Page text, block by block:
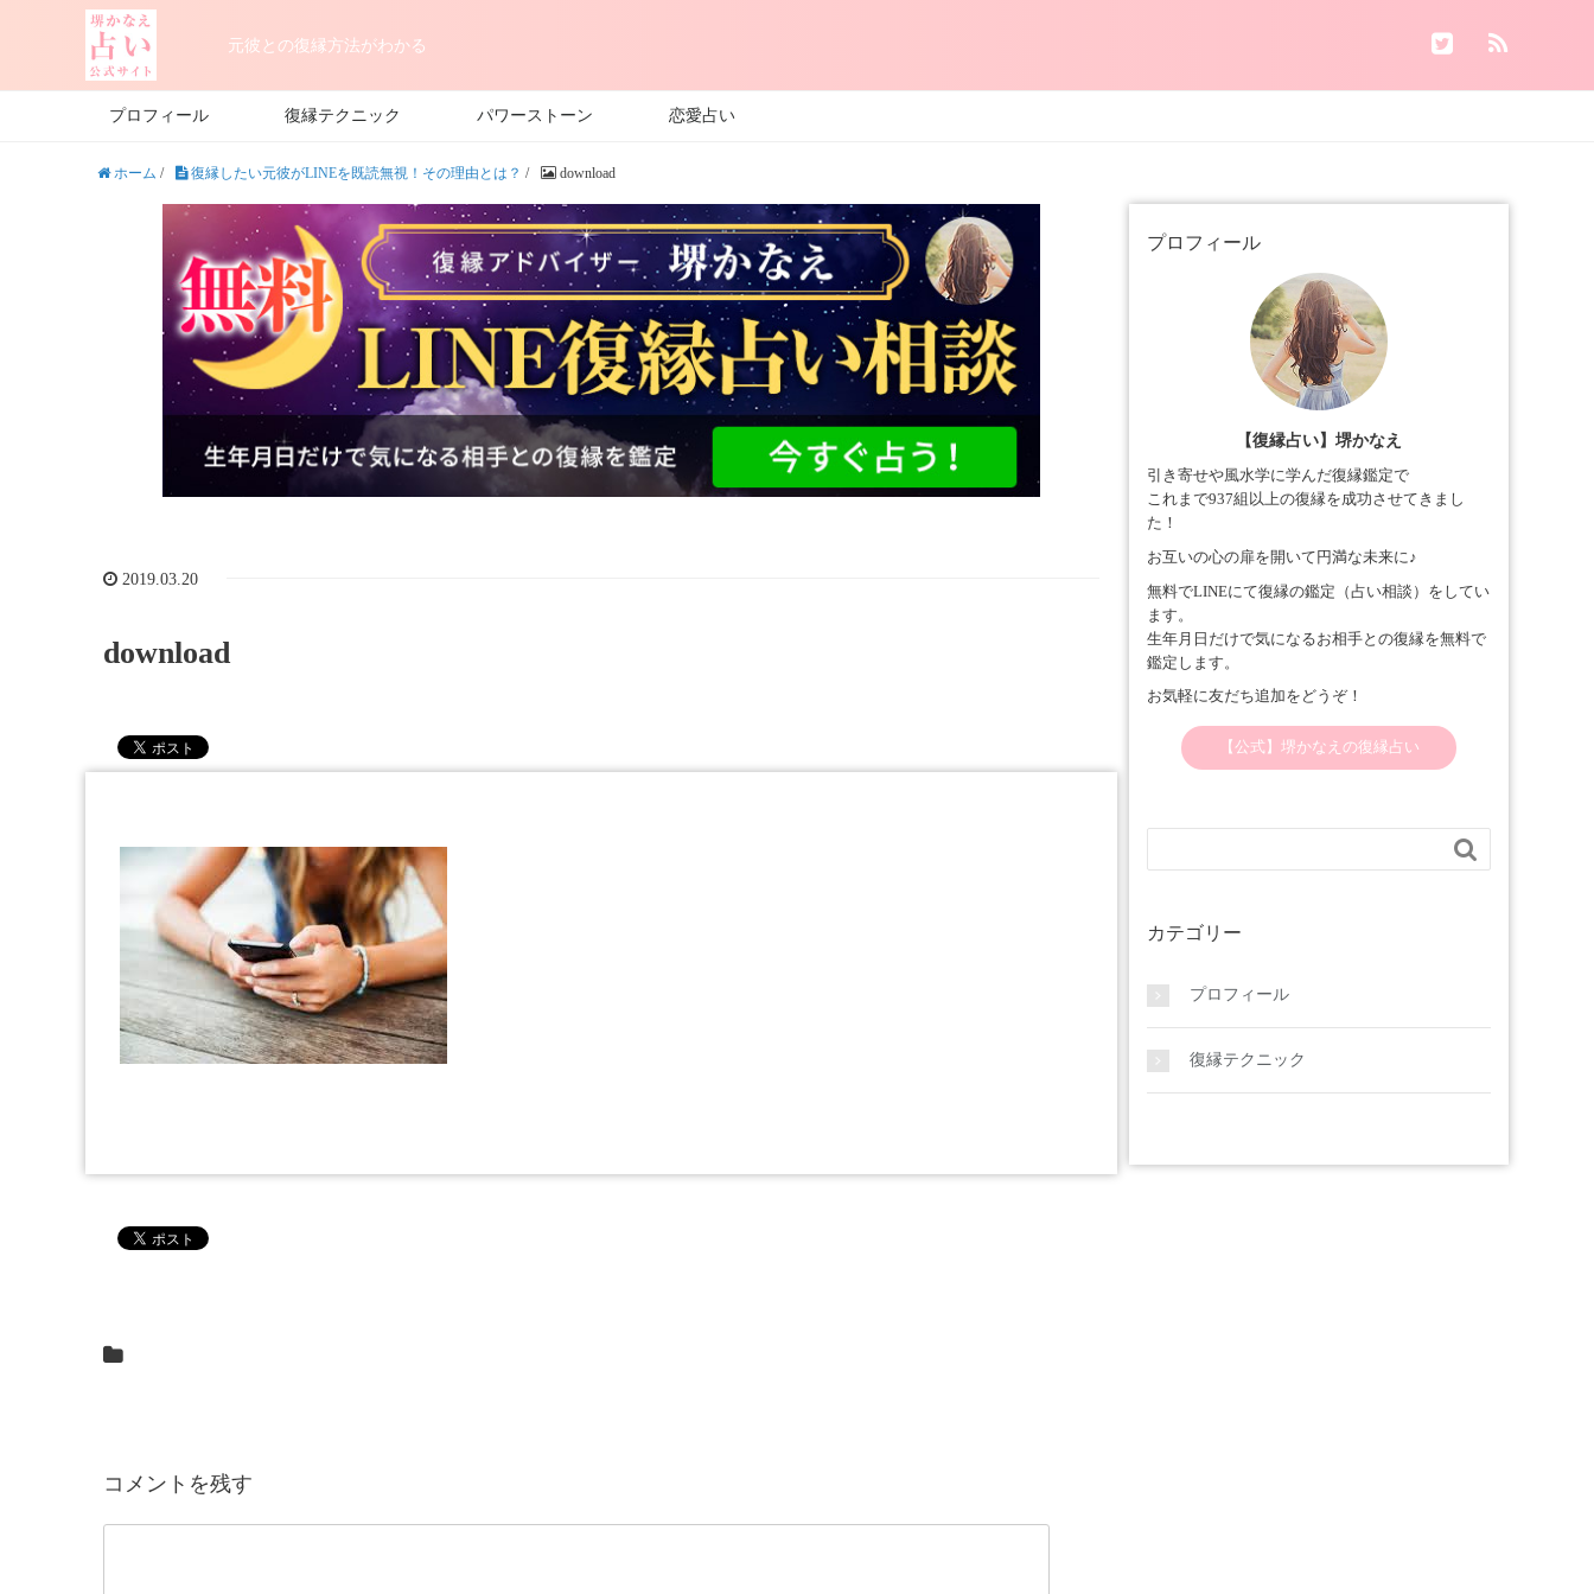
元彼との復縁方法がわかる
プロフィール 復縁テクニック パワーストーン 恋愛占い
ホーム / 復縁したい元彼がLINEを既読無視！その理由とは？ / download
2019.03.20
download
コメントを残す
プロフィール
【復縁占い】堺かなえ
引き寄せや風水学に学んだ復縁鑑定で
これまで937組以上の復縁を成功させてきまし
た！
お互いの心の扉を開いて円満な未来に♪
無料でLINEにて復縁の鑑定（占い相談）をしてい
ます。
生年月日だけで気になるお相手との復縁を無料で
鑑定します。
お気軽に友だち追加をどうぞ！
【公式】堺かなえの復縁占い

カテゴリー
プロフィール
復縁テクニック